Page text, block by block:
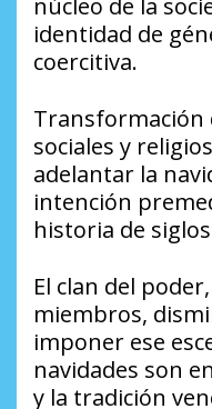
núcleo de la
identidad de
coercitiva.
Transformación
sociales y
adelantar la
intención
historia de
El clan del
miembros,
imponer ese
navidades son
y la tradición